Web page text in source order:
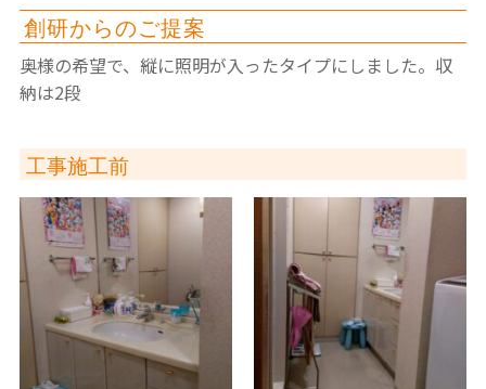
創研からのご提案
奥様の希望で、縦に照明が入ったタイプにしました。収
納は2段
工事施工前